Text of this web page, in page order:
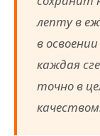
лепту в
в
каждая
точно в